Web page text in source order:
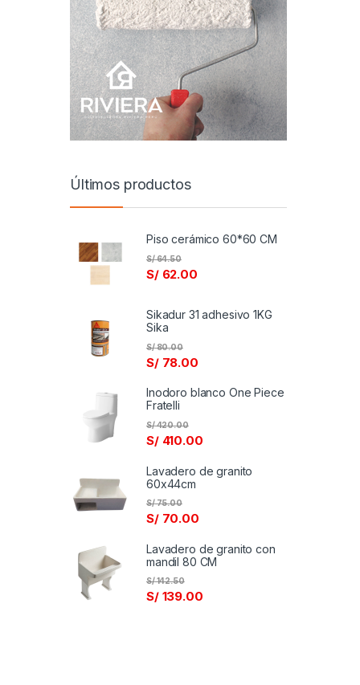
Últimos productos
Piso cerámico 60*60 CM
S/62.00
S/64.50
Sikadur 31 adhesivo 1KG
Sika
S/78.00
S/80.00
Inodoro blanco One Piece
Fratelli
S/410.00
S/420.00
Lavadero de granito
60x44cm
S/70.00
S/75.00
Lavadero de granito con
mandil 80 CM
S/139.00
S/142.50